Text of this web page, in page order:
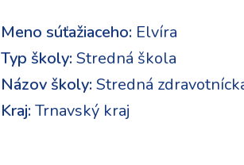
Meno súťažiaceho: Elvíra
Typ školy: Stredná škola
Názov školy: Stredná
Kraj: Trnavský kraj